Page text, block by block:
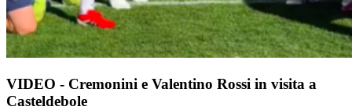
VIDEO - Cremonini e Valentino Rossi in visita a
Casteldebole